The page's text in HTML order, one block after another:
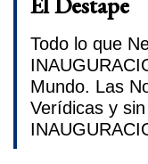
Todo lo que
Mundo. Las
Verídicas y